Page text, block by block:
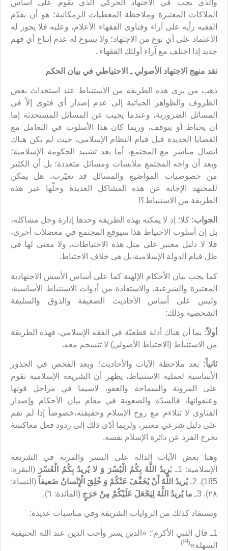
والذي يجب في الاجتهاد الحركي الذي يقوم على أساس
الملاكات المعتبرة وملاحظة المعطيات الزمكانية؛ هو أن يقدّم
الفقيه رأيه على آراء وفتاوى الفقهاء الأعلام، وعليه فلا يجوز له
الاعتماد على أي نوع من الاجتهاد؛ ولا يسوغ له عدم إتباع أي فهم
جديد إذا اختلف مع آراء أولئك الفقهاء .
نقد منهج الاجتهاد الأصولي ـ الاحتياطي في بيان الحكم
ذهب من يرى هذه الطريقة من الاستنباط عند استحداث بعض
الظروف والظواهر الحياتية إلى عدم إصدار أي فتوى إلاّ في
المسائل الضرورية، وعندما يجيب عن المسائل المستحدثة إما
أن يحتاط أو يتوقف، وربما كان هذا الأسلوب في التعامل مع
القضايا الجديدة قبل قيام النظام الإسلامي، حيث لم يكن هناك
اتصال مباشر مع المجتمع، أما بعد تشييد الحكومة الإسلامية؛
وبعد أن واجه المجتمع ملابسات ومسائل متعددة؛ بل أن الكثير
من خصوصيات المواضيع والمسائل قد تغيّرت، هل يمكن
للمجتهد الإجابة عن هذه المشاكل العديدة وحلّها عبر هذه
الطريقة من الاستنباط؟!
الجواب:كلا؛ إذ لا يمكنه بهذه الطريقة وحدها إدارة وحل مشاكله،
بل إن أسلوب الاحتياط هذا سيوقع المجتمع في معضلات أخرى،
فلا لا دليل معتبر على مثل هذه الاحتياطات، ولا معنى لها في
ظل قيام الدولة الإسلامية،بل هي خلاف الاحتياط.
كما يجب بيان الأحكام الإلهية كما على أساس الأسس الاجتهادية
المعتبرة والشرعية، والاستفادة من أدوات الاستنباط الأساسية،
وليس على أساس الأحاديث الضعيفة والذوق والسليقة
الشخصية وذلك:
أولاً: بما أن هناك أدلة قطعيّة في الفقه الإسلامي، فهذه الطريقة
من الاستنباط (الاحتياط الأصولي) لا تنسجم معه.
ثانياً: بعد ملاحظة الآيات والأحاديث؛ وبعد الفحص في الجذور
الأساسية لعملية الاستنباط، يظهر أن الشريعة الإسلامية تقوم
على المرونة والسماحة والعفو، لاسيما في مراحل قوتها
وعنفوانها، فالشدّة والصعوبة في مقام بيان الأحكام وإصدار
الفتاوى لا تتلاءم مع روح الإسلام وحقيقته،خصوصاً إذا لم تقم
على دليل شرعي معتبر، ولربما أدّى ذلك إلى ردود فعل معاكسة
تخرج الفرد عن دائرة الإسلام نفسه.
وهنا بعض الآيات الدالة على اليسر والمرنة في الشريعة
الإسلامية: 1ـ يُ
ريدُ اللَّهُ بِکُمُ الْيُسْرَ وَ لا يُريدُ بِکُمُ الْعُسْرَ (البقرة:
185). 2ـ
يُريدُ اللَّهُ أَنْ يُخَفِّفَ عَنْکُمْ وَ خُلِقَ الْإِنْسانُ ضَعيفاً (النساء:
٢٨). 3ـ
ما يُريدُ اللَّهُ لِيَجْعَلَ عَلَيْکُمْ مِنْ حَرَجٍ (المائدة: ٦).
ويستفاد كذلك من الروايات الشريفة وفي مناسبات عديدة:
1ـ قال النبي الأكرم’: «الدين يسر وأحب الدين عند الله الحنيفية
السهلة»(
[4]
)